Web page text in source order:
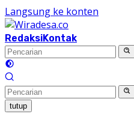
Langsung ke konten
RedaksiKontak
tutup